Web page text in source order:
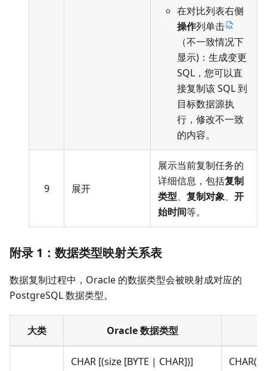
在对比列表右侧
操作列单击
（不一致情况下
显示)：生成变更
SQL，您可以直
接复制该 SQL 到
目标数据源执
行，修改不一致
的内容。
9 展开
展示当前复制任务的
详细信息，包括复制
类型、 复制对象、 开
始时间等。
附录 1：数据类型映射关系表
数据复制过程中，Oracle 的数据类型会被映射成对应的
PostgreSQL 数据类型。
大类 Oracle 数据类型
CHAR [(size [BYTE | CHAR])]